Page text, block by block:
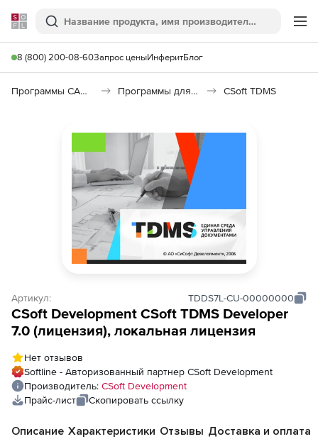
Softline
Поиск
8 (800) 200-08-60Запрос ценыИнферитБлог
Программы САПР и ГИС Программы для документооборота CSoft TDMS
Артикул: TDDS7L-CU-00000000
CSoft Development CSoft TDMS Developer
7.0 (лицензия), локальная лицензия
Нет отзывов
Softline - Авторизованный партнер CSoft Development
Производитель: CSoft Development
Прайс-лист
Скопировать ссылку
Описание Характеристики Отзывы Доставка и оплата